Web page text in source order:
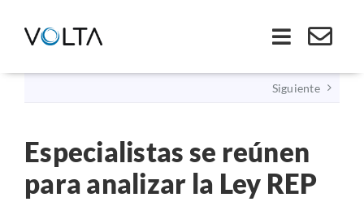
Toggle
Somos VOLTA
Soluciones
Siguiente
Especialistas se reúnen
para analizar la Ley REP